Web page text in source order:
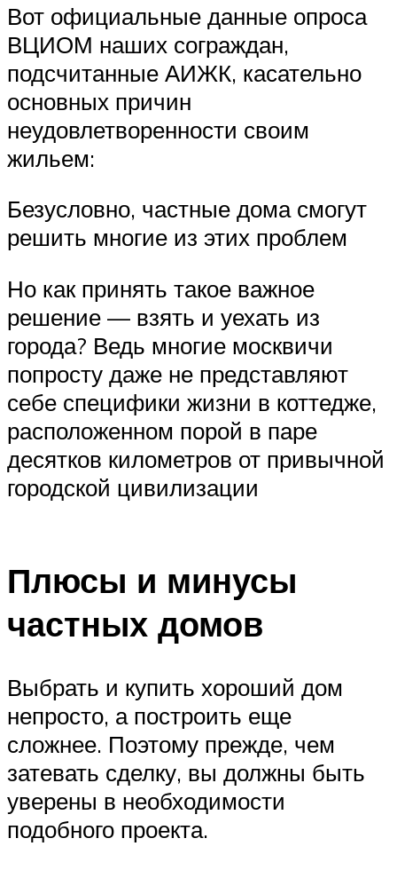
Вот официальные данные опроса
ВЦИОМ наших сограждан,
подсчитанные АИЖК, касательно
основных причин
неудовлетворенности своим
жильем:
Безусловно, частные дома смогут
решить многие из этих проблем
Но как принять такое важное
решение — взять и уехать из
города? Ведь многие москвичи
попросту даже не представляют
себе специфики жизни в коттедже,
расположенном порой в паре
десятков километров от привычной
городской цивилизации
Плюсы и минусы
частных домов
Выбрать и купить хороший дом
непросто, а построить еще
сложнее. Поэтому прежде, чем
затевать сделку, вы должны быть
уверены в необходимости
подобного проекта.